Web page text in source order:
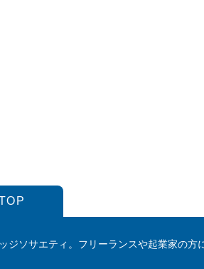
ソサエティ。フリーランスや起業家の方